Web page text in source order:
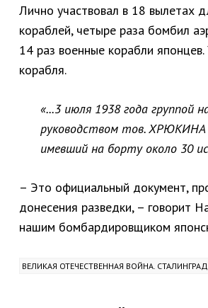
Лично участвовал в 18 вылетах
кораблей, четыре раза бомбил
14 раз военные корабли
корабля.
«...3 июля 1938 года группой
руководством тов. ХРЮКИНА
имевший на борту около 30
– Это официальный документ,
донесения разведки, – говорит
нашим бомбардировщиком
ВЕЛИКАЯ ОТЕЧЕСТВЕННАЯ ВОЙНА.